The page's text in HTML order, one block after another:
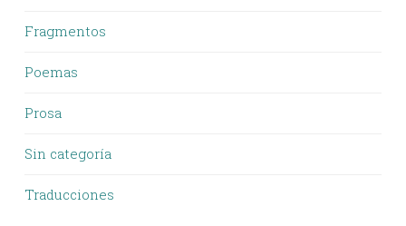
Fragmentos
Poemas
Prosa
Sin categoría
Traducciones